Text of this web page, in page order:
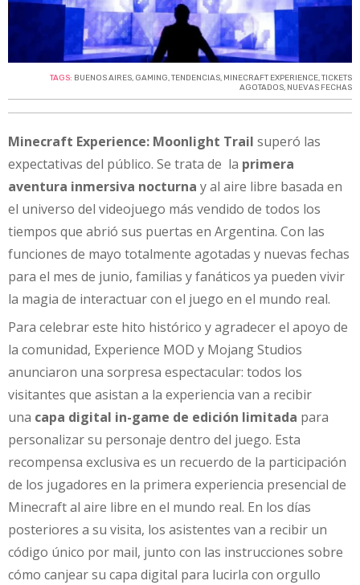
TAGS: BUENOS AIRES, GAMING,TENDENCIAS, MINECRAFT EXPERIENCE,TICKETS
AGOTADOS, NUEVAS FECHAS
Minecraft Experience: Moonlight Trail superó las
expectativas del público. Se trata de la primera
aventura inmersiva nocturna y al aire libre basada en
el universo del videojuego más vendido de todos los
tiempos que abrió sus puertas en Argentina. Con las
funciones de mayo totalmente agotadas y nuevas fechas
para el mes de junio, familias y fanáticos ya pueden vivir
la magia de interactuar con el juego en el mundo real.
Para celebrar este hito histórico y agradecer el apoyo de
la comunidad, Experience MOD y Mojang Studios
anunciaron una sorpresa espectacular: todos los
visitantes que asistan a la experiencia van a recibir
una capa digital in-game de edición limitada para
personalizar su personaje dentro del juego. Esta
recompensa exclusiva es un recuerdo de la participación
de los jugadores en la primera experiencia presencial de
Minecraft al aire libre en el mundo real. En los días
posteriores a su visita, los asistentes van a recibir un
código único por mail, junto con las instrucciones sobre
cómo canjear su capa digital para lucirla con orgullo